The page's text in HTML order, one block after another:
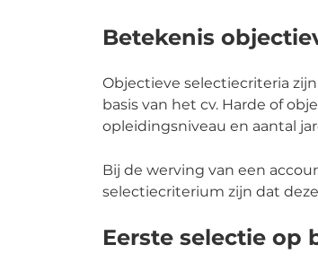
Betekenis
Objectieve selectiecriteria
basis van het cv. Harde of
opleidingsniveau en aantal
Bij de werving van een
selectiecriterium zijn dat
Eerste selectie op